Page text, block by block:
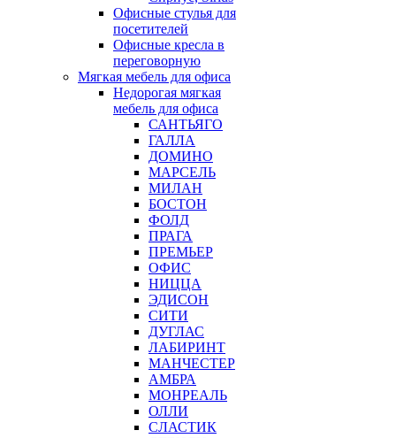
Офисные стулья для
посетителей
Офисные кресла в
переговорную
Мягкая мебель для офиса
Недорогая мягкая
мебель для офиса
САНТЬЯГО
ГАЛЛА
ДОМИНО
МАРСЕЛЬ
МИЛАН
БОСТОН
ФОЛД
ПРАГА
ПРЕМЬЕР
ОФИС
НИЦЦА
ЭДИСОН
СИТИ
ДУГЛАС
ЛАБИРИНТ
МАНЧЕСТЕР
АМБРА
МОНРЕАЛЬ
ОЛЛИ
СЛАСТИК